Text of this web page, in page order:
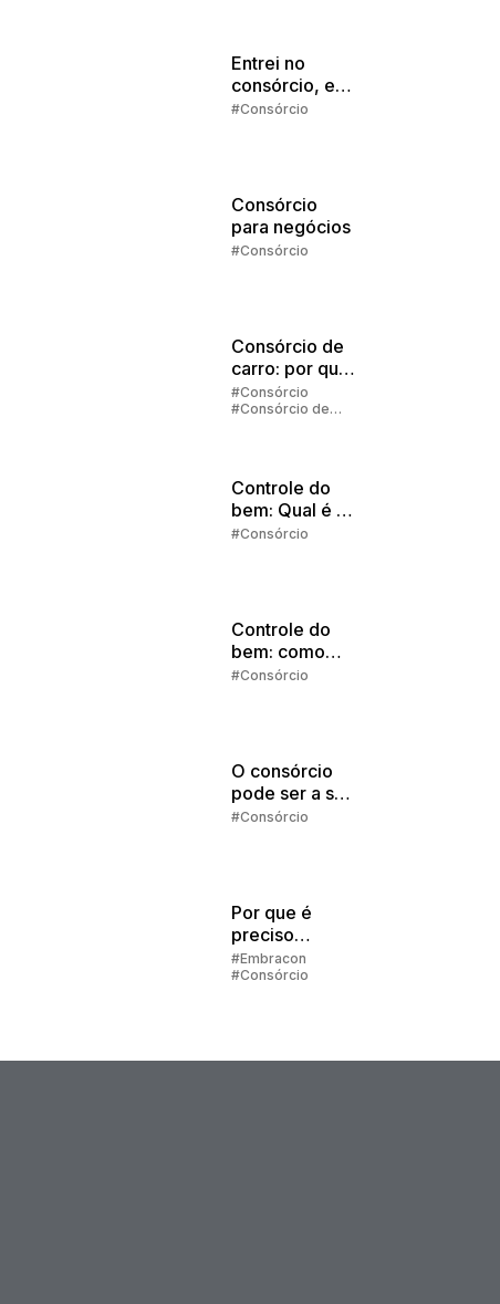
Entrei no
consórcio, e
agora?
#Consórcio
Consórcio
para negócios
#Consórcio
Consórcio de
carro: por que
vale a pena
investir?
#Consórcio
#Consórcio de
Controle do
bem: Qual é o
melhor
#Consórcio
Controle do
bem: como
comprar à
#Consórcio
O consórcio
pode ser a sua
melhor
#Consórcio
Por que é
preciso
preencher
alguns dados
#Embracon
#Consórcio